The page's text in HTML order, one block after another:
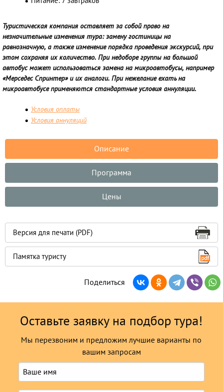
Туристическая компания оставляет за собой право на
незначительные изменения тура: замену гостиницы на
равнозначную, а также изменение порядка проведения экскурсий, при
этом сохраняя их количество. При недоборе группы на большой
автобус может использоваться замена на микроавтобусы, например
«Мерседес Спринтер» и их аналоги. При нежелание ехать на
микроавтобусе применяются стандартные условия аннуляции.
Условия оплаты
Условия аннуляций
Описание
Программа
Цены
Версия для печати (PDF)
Памятка туристу
Поделиться
Оставьте заявку на подбор тура!
Мы перезвоним и предложим лучшие варианты по
вашим запросам